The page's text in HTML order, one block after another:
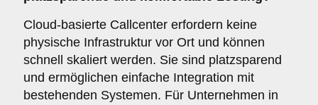
Cloud-basierte Callcenter erfordern keine
physische Infrastruktur vor Ort und können
schnell skaliert werden. Sie sind platzsparend
und ermöglichen einfache Integration mit
bestehenden Systemen. Für Unternehmen in